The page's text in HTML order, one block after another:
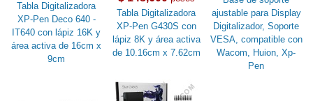
Tabla Digitalizadora
XP-Pen Deco 640 -
IT640 con lápiz 16K y
área activa de 16cm x
9cm
Tabla Digitalizadora
XP-Pen G430S con
lápiz 8K y área activa
de 10.16cm x 7.62cm
ajustable para Display
Digitalizador, Soporte
VESA, compatible con
Wacom, Huion, Xp-
Pen